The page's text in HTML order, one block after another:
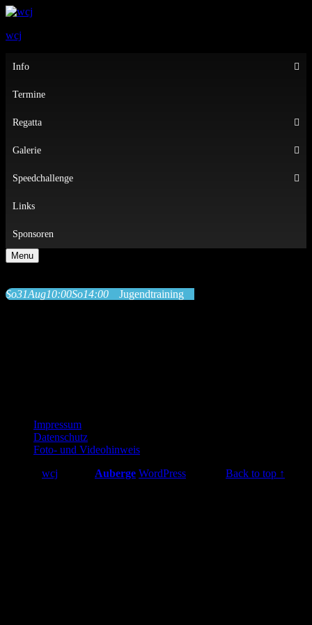
wcj
Primary
Info
Termine
Regatta
Galerie
Speedchallenge
Links
Sponsoren
Menu
So31Aug10:00So14:00 Jugendtraining
Footer
sidebar
Impressum
Datenschutz
Foto- und Videohinweis
wcj Auberge WordPress Back to top ↑